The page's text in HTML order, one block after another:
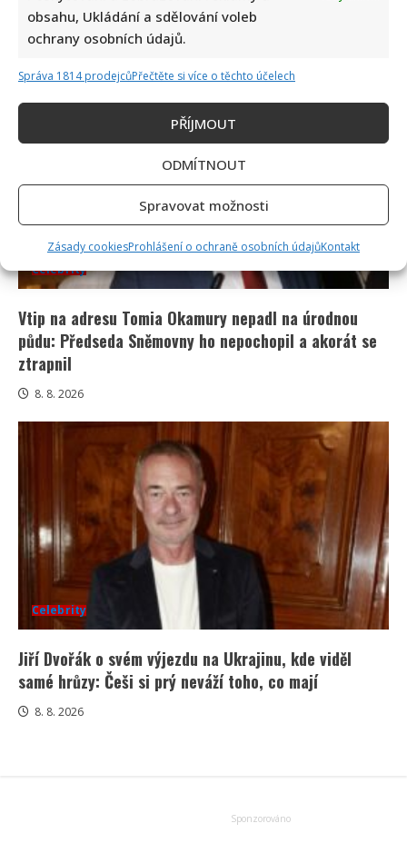
obsahu, Ukládání a sdělování voleb
ochrany osobních údajů.
Správa 1814 prodejcůPřečtěte si více o těchto účelech
PŘÍJMOUT
ODMÍTNOUT
Spravovat možnosti
Zásady cookiesProhlášení o ochraně osobních údajůKontakt
slavného herce a postavu Hawkeyho Pierce
Celebrity
Vtip na adresu Tomia Okamury nepadl na úrodnou
půdu: Předseda Sněmovny ho nepochopil a akorát se
ztrapnil
8. 8. 2026
Celebrity
Jiří Dvořák o svém výjezdu na Ukrajinu, kde viděl
samé hrůzy: Češi si prý neváží toho, co mají
8. 8. 2026